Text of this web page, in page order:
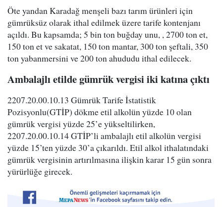
Öte yandan Karadağ menşeli bazı tarım ürünleri için
gümrüksüz olarak ithal edilmek üzere tarife kontenjanı
açıldı. Bu kapsamda; 5 bin ton buğday unu, , 2700 ton et,
150 ton et ve sakatat, 150 ton mantar, 300 ton şeftali, 350
ton yabanmersini ve 200 ton ahududu ithal edilecek.
Ambalajlı etilde gümrük vergisi iki katına çıktı
2207.20.00.10.13 Gümrük Tarife İstatistik
Pozisyonlu(GTİP) dökme etil alkolün yüzde 10 olan
gümrük vergisi yüzde 25’e yükseltilirken,
2207.20.00.10.14 GTİP’li ambalajlı etil alkolün vergisi
yüzde 15’ten yüzde 30’a çıkarıldı. Etil alkol ithalatındaki
gümrük vergisinin artırılmasına ilişkin karar 15 gün sonra
yürürlüğe girecek.